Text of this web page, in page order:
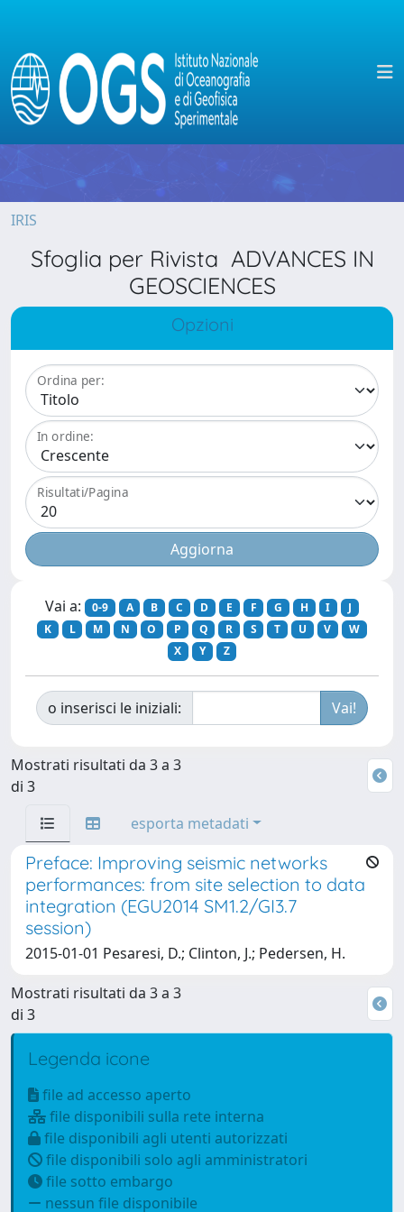
IRIS
Sfoglia per Rivista ADVANCES IN
GEOSCIENCES
Opzioni
Ordina per:
In ordine:
Risultati/Pagina
Vai a: 0-9 A B C D E F G H I
J
K
L M N O P Q R S T U V
W
X
Y Z
o inserisci le iniziali:
Mostrati risultati da 3 a 3
di 3
esporta metadati
Preface: Improving seismic networks
performances: from site selection to data
integration (EGU2014 SM1.2/GI3.7
session)
2015-01-01 Pesaresi, D.; Clinton, J.; Pedersen, H.
Mostrati risultati da 3 a 3
di 3
Legenda icone
file ad accesso aperto
file disponibili sulla rete interna
file disponibili agli utenti autorizzati
file disponibili solo agli amministratori
file sotto embargo
nessun file disponibile